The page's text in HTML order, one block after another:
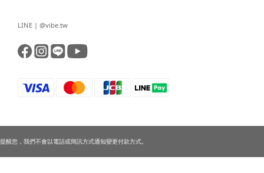
LINE | @vibe.tw
提醒您，我們不會以電話或簡訊方式通知變更付款方式。